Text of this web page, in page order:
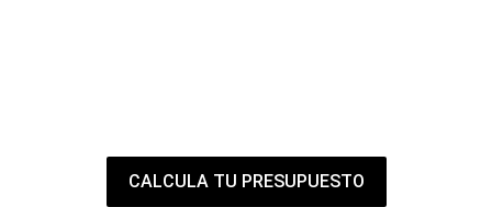
CALCULA TU PRESUPUESTO